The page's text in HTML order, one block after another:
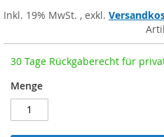
Inkl. 19% MwSt. , exkl.
30 Tage Rückgaberecht für
Menge